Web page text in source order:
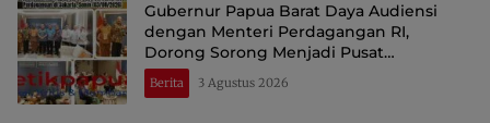
Gubernur Papua Barat Daya Audiensi
dengan Menteri Perdagangan RI,
Dorong Sorong Menjadi Pusat
Perdagangan dan Ekspor Kawasan Timur
Indonesia
Berita 3 Agustus 2026